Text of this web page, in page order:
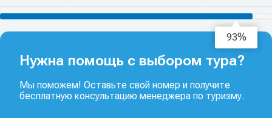
95%
Нужна помощь с выбором тура?
Мы поможем! Оставьте свой номер и получите
бесплатную консультацию менеджера по туризму.